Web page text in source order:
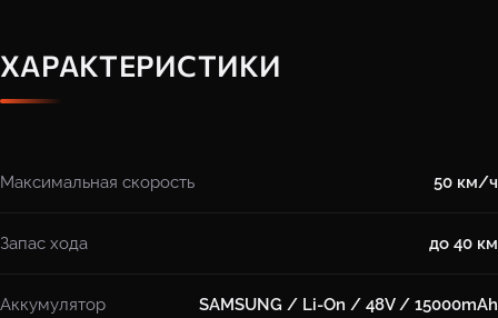
ХАРАКТЕРИСТИКИ
Максимальная скорость 50 км/ч
Запас хода до 40 км
Аккумулятор SAMSUNG / Li-On / 48V / 15000mAh